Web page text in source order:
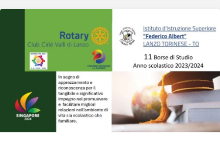
uno
stile
vita
personale
e